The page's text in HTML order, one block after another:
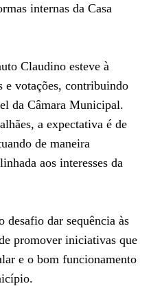
internas da Casa
Claudino esteve à
e votações, contribuindo
da Câmara Municipal.
a expectativa é de
de maneira
aos interesses da
desafio dar sequência às
promover iniciativas que
e o bom funcionamento